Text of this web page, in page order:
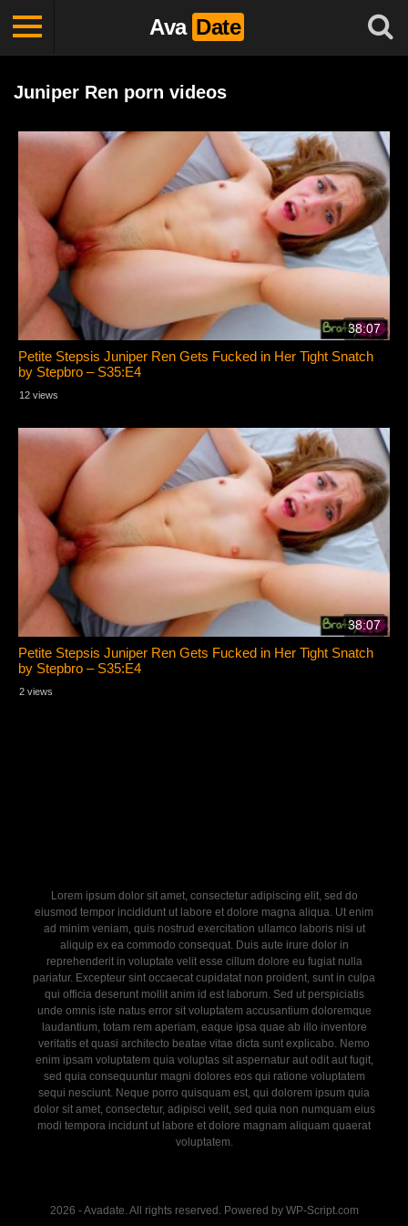
Ava Date
Juniper Ren porn videos
38:07
Petite Stepsis Juniper Ren Gets Fucked in Her Tight Snatch
by Stepbro – S35:E4
12 views
38:07
Petite Stepsis Juniper Ren Gets Fucked in Her Tight Snatch
by Stepbro – S35:E4
2 views
Lorem ipsum dolor sit amet, consectetur adipiscing elit, sed do
eiusmod tempor incididunt ut labore et dolore magna aliqua. Ut enim
ad minim veniam, quis nostrud exercitation ullamco laboris nisi ut
aliquip ex ea commodo consequat. Duis aute irure dolor in
reprehenderit in voluptate velit esse cillum dolore eu fugiat nulla
pariatur. Excepteur sint occaecat cupidatat non proident, sunt in culpa
qui officia deserunt mollit anim id est laborum. Sed ut perspiciatis
unde omnis iste natus error sit voluptatem accusantium doloremque
laudantium, totam rem aperiam, eaque ipsa quae ab illo inventore
veritatis et quasi architecto beatae vitae dicta sunt explicabo. Nemo
enim ipsam voluptatem quia voluptas sit aspernatur aut odit aut fugit,
sed quia consequuntur magni dolores eos qui ratione voluptatem
sequi nesciunt. Neque porro quisquam est, qui dolorem ipsum quia
dolor sit amet, consectetur, adipisci velit, sed quia non numquam eius
modi tempora incidunt ut labore et dolore magnam aliquam quaerat
voluptatem.
2026 - Avadate. All rights reserved. Powered by WP-Script.com